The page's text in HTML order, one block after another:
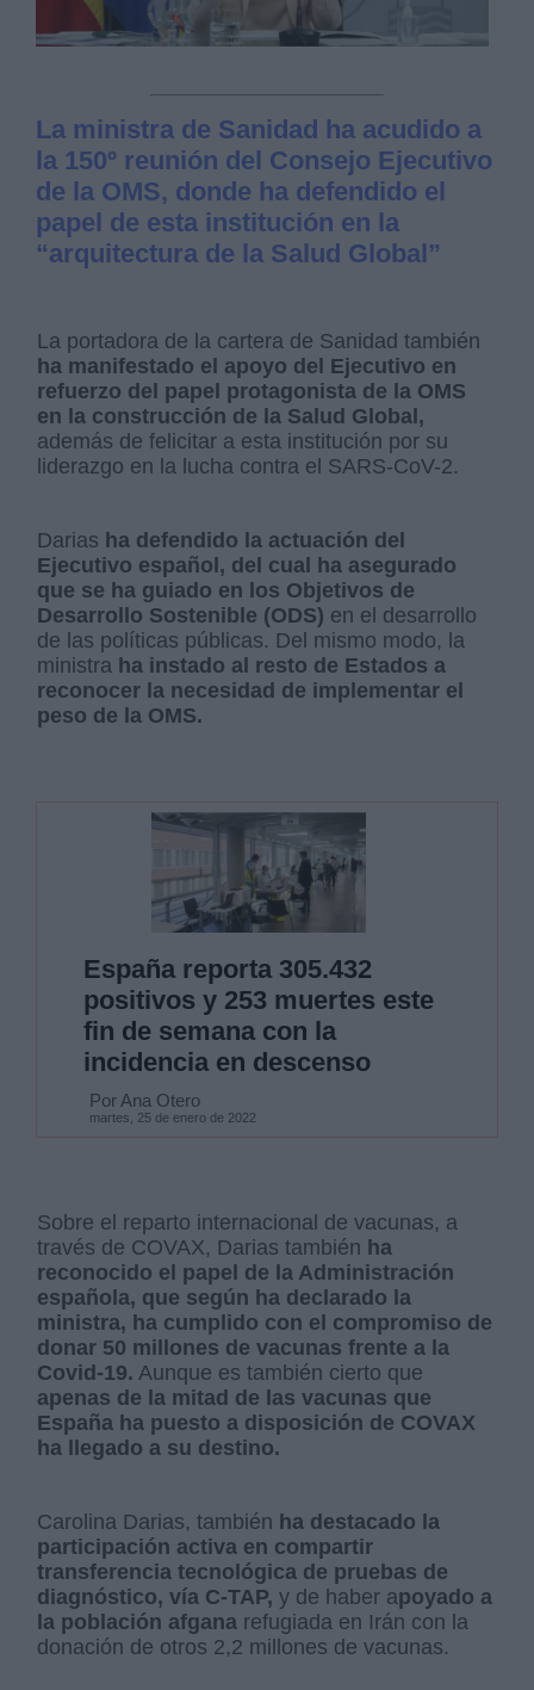
La ministra de Sanidad ha acudido a
la 150º reunión del Consejo Ejecutivo
de la OMS, donde ha defendido el
papel de esta institución en la
“arquitectura de la Salud Global”
La portadora de la cartera de Sanidad también
ha manifestado el apoyo del Ejecutivo en
refuerzo del papel protagonista de la OMS
en la construcción de la Salud Global,
además de felicitar a esta institución por su
liderazgo en la lucha contra el SARS-CoV-2.
Darias ha defendido la actuación del
Ejecutivo español, del cual ha asegurado
que se ha guiado en los Objetivos de
Desarrollo Sostenible (ODS) en el desarrollo
de las políticas públicas. Del mismo modo, la
ministra ha instado al resto de Estados a
reconocer la necesidad de implementar el
peso de la OMS.
España reporta 305.432
positivos y 253 muertes este
fin de semana con la
incidencia en descenso
Por Ana Otero
martes, 25 de enero de 2022
Sobre el reparto internacional de vacunas, a
través de COVAX, Darias también ha
reconocido el papel de la Administración
española, que según ha declarado la
ministra, ha cumplido con el compromiso de
donar 50 millones de vacunas frente a la
Covid-19. Aunque es también cierto que
apenas de la mitad de las vacunas que
España ha puesto a disposición de COVAX
ha llegado a su destino.
Carolina Darias, también ha destacado la
participación activa en compartir
transferencia tecnológica de pruebas de
diagnóstico, vía C-TAP, y de haber apoyado a
la población afgana refugiada en Irán con la
donación de otros 2,2 millones de vacunas.